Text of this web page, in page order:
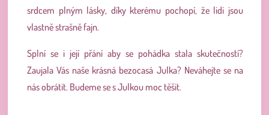
srdcem plným lásky, díky kterému pochopí, že lidi jsou
vlastně strašně fajn.
Splní se i její přání aby se pohádka stala skutečností?
Zaujala Vás naše krásná bezocasá Julka? Neváhejte se na
nás obrátit. Budeme se s Julkou moc těšit.